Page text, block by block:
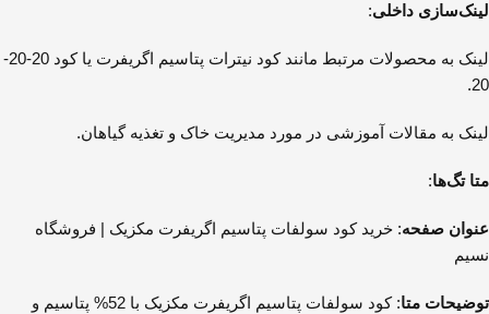
لینک‌سازی داخلی:
لینک به محصولات مرتبط مانند کود نیترات پتاسیم اگریفرت یا کود 20-20-
20.
لینک به مقالات آموزشی در مورد مدیریت خاک و تغذیه گیاهان.
متا تگ‌ها:
عنوان صفحه: خرید کود سولفات پتاسیم اگریفرت مکزیک | فروشگاه
نسیم
توضیحات متا
: کود سولفات پتاسیم اگریفرت مکزیک با 52% پتاسیم و